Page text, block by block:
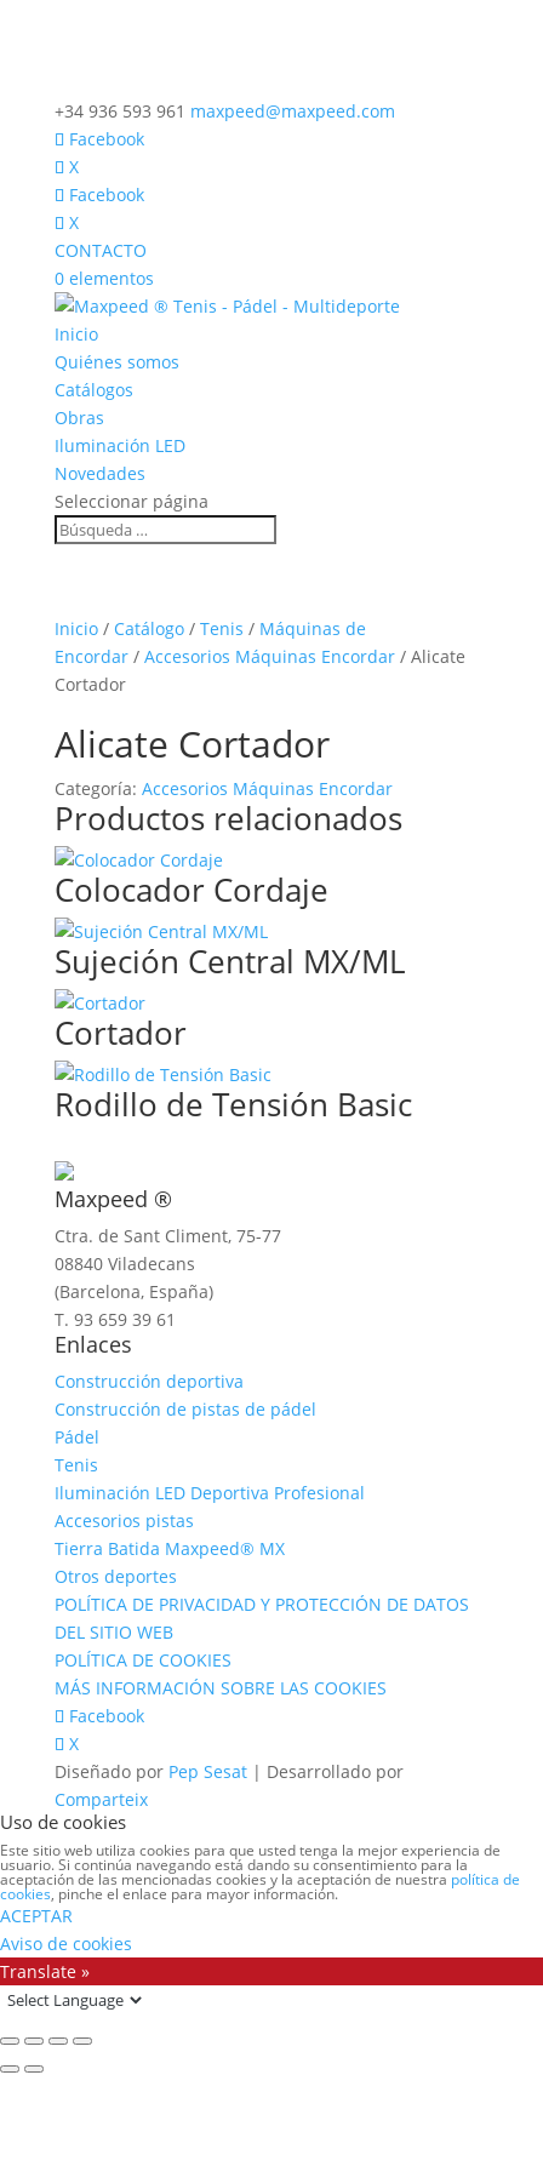
+34 936 593 961 maxpeed@maxpeed.com
Facebook
X
Facebook
X
CONTACTO
0 elementos
Inicio
Quiénes somos
Catálogos
Obras
Iluminación LED
Novedades
Seleccionar página
Inicio/ Catálogo/ Tenis / Máquinas de
Encordar/ Accesorios Máquinas Encordar/ Alicate
Cortador
Alicate Cortador
Categoría: Accesorios Máquinas Encordar
Productos relacionados
Colocador Cordaje
Sujeción Central MX/ML
Cortador
Rodillo de Tensión Basic
Maxpeed ®
Ctra. de Sant Climent, 75-77
08840 Viladecans
(Barcelona, España)
T. 93 659 39 61
Enlaces
Construcción deportiva
Construcción de pistas de pádel
Pádel
Tenis
Iluminación LED Deportiva Profesional
Accesorios pistas
Tierra Batida Maxpeed® MX
Otros deportes
POLÍTICA DE PRIVACIDAD Y PROTECCIÓN DE DATOS
DEL SITIO WEB
POLÍTICA DE COOKIES
MÁS INFORMACIÓN SOBRE LAS COOKIES
Facebook
X
Diseñado por Pep Sesat| Desarrollado por
Comparteix
Uso de cookies
Este sitio web utiliza cookies para que usted tenga la mejor experiencia de
usuario. Si continúa navegando está dando su consentimiento para la
aceptación de las mencionadas cookies y la aceptación de nuestra política de
cookies, pinche el enlace para mayor información.
ACEPTAR
Aviso de cookies
Translate »